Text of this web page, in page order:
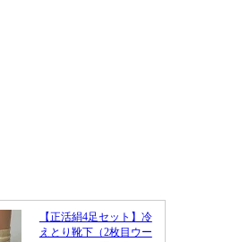
【正活絹4足セット】冷
えとり靴下（2枚目ウー